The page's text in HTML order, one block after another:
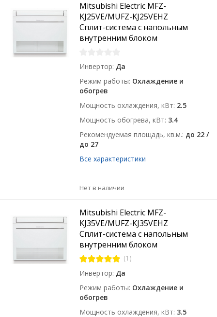
Mitsubishi Electric MFZ-
KJ25VE/MUFZ-KJ25VEHZ
Сплит-система с напольным
внутренним блоком
Инвертор Да
Режим работы Охлаждение и
обогрев
Мощность охлаждения, кВт 2.5
Мощность обогрева, кВт 3.4
Рекомендуемая площадь, кв.м. до 22 /
до 27
Все характеристики
Нет в наличии
Mitsubishi Electric MFZ-
KJ35VE/MUFZ-KJ35VEHZ
Сплит-система с напольным
внутренним блоком
(1)
Инвертор Да
Режим работы Охлаждение и
обогрев
Мощность охлаждения, кВт 3.5